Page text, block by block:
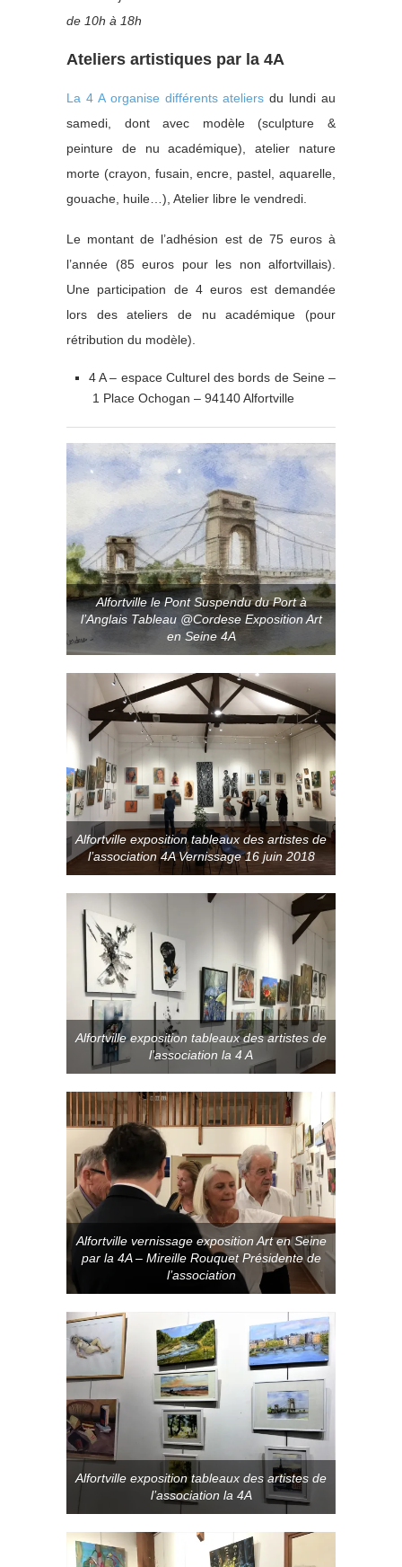
de 10h à 18h
Ateliers artistiques par la 4A
La 4 A organise différents ateliers du lundi au
samedi, dont avec modèle (sculpture &
peinture de nu académique), atelier nature
morte (crayon, fusain, encre, pastel, aquarelle,
gouache, huile…), Atelier libre le vendredi.
Le montant de l’adhésion est de 75 euros à
l’année (85 euros pour les non alfortvillais).
Une participation de 4 euros est demandée
lors des ateliers de nu académique (pour
rétribution du modèle).
4 A – espace Culturel des bords de Seine –
1 Place Ochogan – 94140 Alfortville
Alfortville le Pont Suspendu du Port à
l’Anglais Tableau @Cordese Exposition Art
en Seine 4A
Alfortville exposition tableaux des artistes de
l’association 4A Vernissage 16 juin 2018
Alfortville exposition tableaux des artistes de
l’association la 4 A
Alfortville vernissage exposition Art en Seine
par la 4A – Mireille Rouquet Présidente de
l’association
Alfortville exposition tableaux des artistes de
l’association la 4A